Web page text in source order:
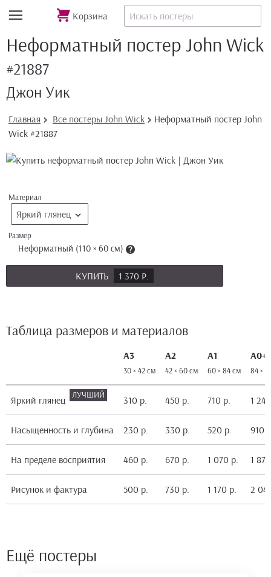
Корзина
Неформатный постер John Wick
#21887
Джон Уик
Главная Все постеры John Wick
Неформатный постер John
Wick #21887
Материал
Яркий глянец
Размер
Неформатный (110 × 60 см)
КУПИТЬ 1 370 Р.
Таблица размеров и материалов
А3
30 × 42 см
А2
42 × 60 см
А1
60 × 84 см
А0+
84 ×
Яркий глянец 310 р. 450 р. 710 р. 1
Насыщенность и глубина 230 р. 330 р. 520 р. 910
На пределе восприятия 460 р. 670 р. 1 070 р. 1
Рисунок и фактура 500 р. 730 р. 1 170 р. 2
Ещё постеры